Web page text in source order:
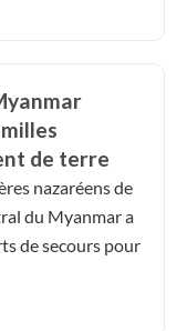
de terre
nazaréens de
du Myanmar a
de secours pour